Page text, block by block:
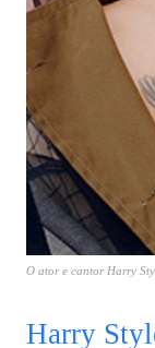
O ator e cantor Harry
Harry